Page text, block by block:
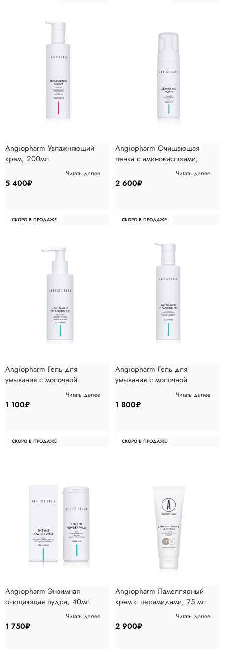
Angiopharm Увлажняющий
крем, 200мл
5 400₽
Читать далее
Angiopharm Очищающая
пенка с аминокислотами,
2 600₽
Читать далее
СКОРО В ПРОДАЖЕ
Angiopharm Гель для
умывания с молочной
1 100₽
Читать далее
СКОРО В ПРОДАЖЕ
Angiopharm Гель для
умывания с молочной
1 800₽
Читать далее
СКОРО В ПРОДАЖЕ
Angiopharm Энзимная
очищающая пудра, 40мл
1 750₽
Читать далее
СКОРО В ПРОДАЖЕ
Angiopharm Ламеллярный
крем с церамидами, 75 мл
2 900₽
Читать далее